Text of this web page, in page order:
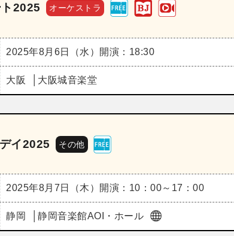
2025 オーケストラ
2025年8月6日（水） 開演：18:30
大阪 大阪城音楽堂
イ2025 その他
2025年8月7日（木） 開演：10：00～17：00
静岡 静岡音楽館AOI・ホール